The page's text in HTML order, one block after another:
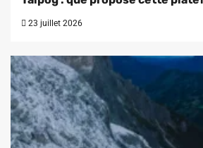
23 juillet 2026